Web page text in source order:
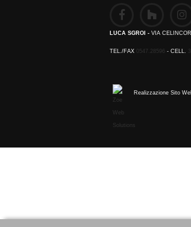
LUCA SGROI - VIA
TEL./FAX 0547.28596 - CELL.
Realizzazione Sito